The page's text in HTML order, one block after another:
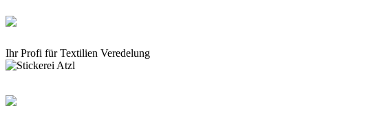
Ihr Profi für Textilien Veredelung